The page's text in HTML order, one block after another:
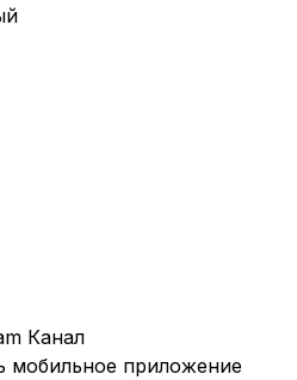
Канал
мобильное приложение